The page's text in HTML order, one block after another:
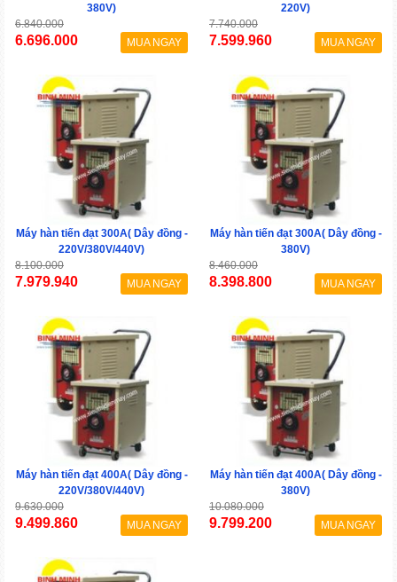
380V)
6.840.000
6.696.000 MUA NGAY
220V)
7.740.000
7.599.960 MUA NGAY
Máy hàn tiến đạt 300A( Dây đồng -
220V/380V/440V)
8.100.000
7.979.940 MUA NGAY
Máy hàn tiến đạt 300A( Dây đồng -
380V)
8.460.000
8.398.800 MUA NGAY
Máy hàn tiến đạt 400A( Dây đồng -
220V/380V/440V)
9.630.000
9.499.860 MUA NGAY
Máy hàn tiến đạt 400A( Dây đồng -
380V)
10.080.000
9.799.200 MUA NGAY